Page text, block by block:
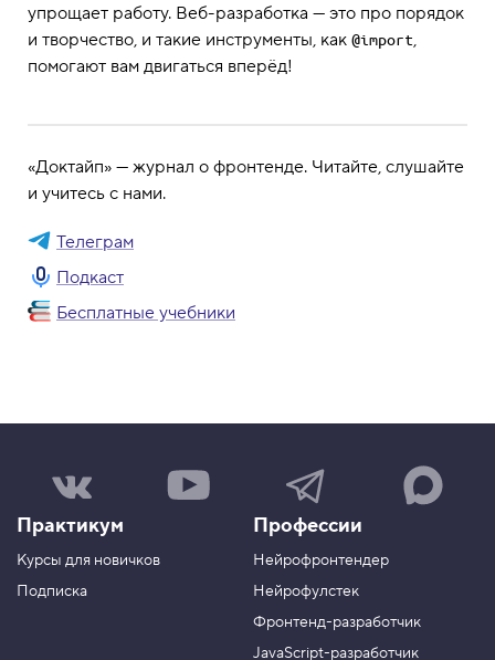
упрощает работу. Веб-разработка — это про порядок
и творчество, и такие инструменты, как @import,
помогают вам двигаться вперёд!
«Доктайп» — журнал о фронтенде. Читайте, слушайте
и учитесь с нами.
Телеграм
Подкаст
Бесплатные учебники
а
а
р
у
Н
а
а
к
н
а
в
Н
а
ш
в
Практикум
Курсы для новичков
Подписка
Профессии
Нейрофронтендер
Нейрофулстек
Фронтенд-разработчик
JavaScript-разработчик